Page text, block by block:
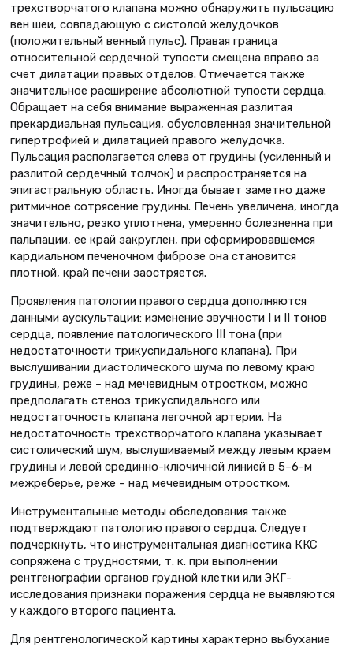
трехстворчатого клапана можно обнаружить пульсацию
вен шеи, совпадающую с систолой желудочков
(положительный венный пульс). Правая граница
относительной сердечной тупости смещена вправо за
счет дилатации правых отделов. Отмечается также
значительное расширение абсолютной тупости сердца.
Обращает на себя внимание выраженная разлитая
прекардиальная пульсация, обусловленная значительной
гипертрофией и дилатацией правого желудочка.
Пульсация располагается слева от грудины (усиленный и
разлитой сердечный толчок) и распространяется на
эпигастральную область. Иногда бывает заметно даже
ритмичное сотрясение грудины. Печень увеличена, иногда
значительно, резко уплотнена, умеренно болезненна при
пальпации, ее край закруглен, при сформировавшемся
кардиальном печеночном фиброзе она становится
плотной, край печени заостряется.
Проявления патологии правого сердца дополняются
данными аускультации: изменение звучности I и II тонов
сердца, появление патологического III тона (при
недостаточности трикуспидального клапана). При
выслушивании диастолического шума по левому краю
грудины, реже – над мечевидным отростком, можно
предполагать стеноз трикуспидального или
недостаточность клапана легочной артерии. На
недостаточность трехстворчатого клапана указывает
систолический шум, выслушиваемый между левым краем
грудины и левой срединно-ключичной линией в 5–6-м
межреберье, реже – над мечевидным отростком.
Инструментальные методы обследования также
подтверждают патологию правого сердца. Следует
подчеркнуть, что инструментальная диагностика ККС
сопряжена с трудностями, т. к. при выполнении
рентгенографии органов грудной клетки или ЭКГ-
исследования признаки поражения сердца не выявляются
у каждого второго пациента.
Для рентгенологической картины характерно выбухание